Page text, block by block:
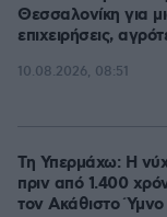
Θεσσαλονίκη για
επιχειρήσεις,
10.08.2026, 08:51
Τη Υπερμάχω: Η
πριν από 1.400
τον Ακάθιστο Ύμνο